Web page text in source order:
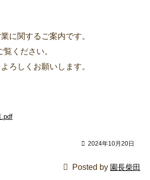
に関するご案内です。
ください。
ろしくお願いします。
 2024年10月20日
 Posted by 園長柴田